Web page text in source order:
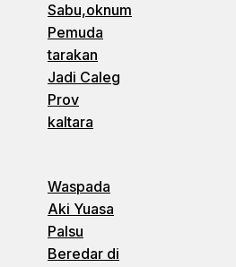
Sabu,oknum
Pemuda
tarakan
Jadi Caleg
Prov
kaltara
Waspada
Aki Yuasa
Palsu
Beredar di